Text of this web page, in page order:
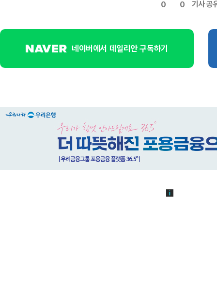
0 0 기사 공
네이버에서 데일리안 구독하기